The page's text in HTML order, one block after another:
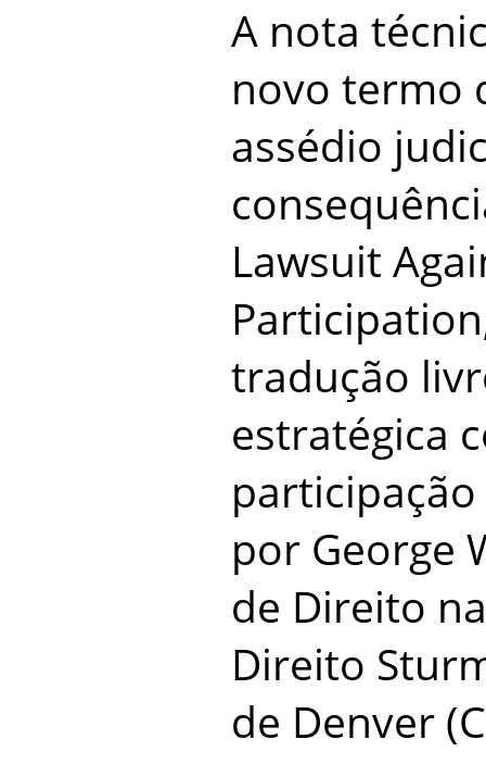
A nota
novo termo
assédio
Lawsuit
tradução
estratégica
por George
de Direito
Direito
de Denver